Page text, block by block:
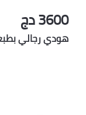
3600 دج
هودي رجالي